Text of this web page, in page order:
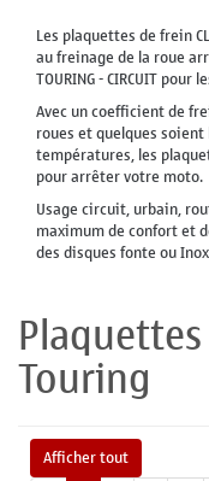
Les plaquettes de frein
au freinage de la roue
TOURING - CIRCUIT
Avec un coefficient de
roues et quelques
températures, les
pour arrêter votre moto.
Usage circuit, urbain,
maximum de confort et
des disques fonte ou
Touring
Afficher tout